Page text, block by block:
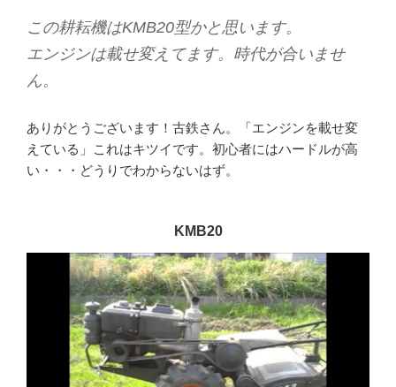
この耕耘機はKMB20型かと思います。
エンジンは載せ変えてます。時代が合いませ
ん。
ありがとうございます！古鉄さん。「エンジンを載せ変
えている」これはキツイです。初心者にはハードルが高
い・・・どうりでわからないはず。
KMB20